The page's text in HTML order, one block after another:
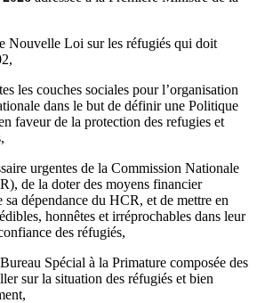
Nouvelle Loi sur les réfugiés qui doit
les couches sociales pour l’organisation
dans le but de définir une Politique
faveur de la protection des refugies et
urgentes de la Commission Nationale
de la doter des moyens financier
sa dépendance du HCR, et de mettre en
honnêtes et irréprochables dans leur
des réfugiés,
Spécial à la Primature composée des
sur la situation des réfugiés et bien